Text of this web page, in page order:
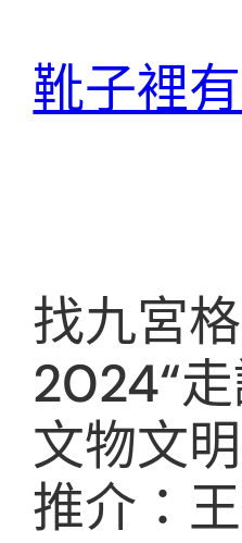
靴子裡
找九宮
2024“
文物文
推介：